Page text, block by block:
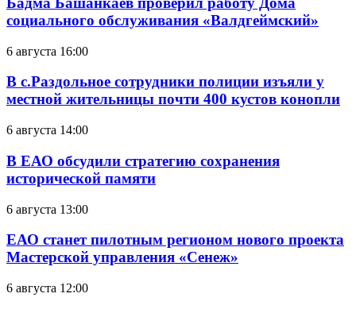
социального обслуживания «Валдгеймский»
6 августа 16:00
В с.Раздольное сотрудники полиции изъяли у
местной жительницы почти 400 кустов конопли
6 августа 14:00
В ЕАО обсудили стратегию сохранения
исторической памяти
6 августа 13:00
ЕАО станет пилотным регионом нового проекта
Мастерской управления «Сенеж»
6 августа 12:00